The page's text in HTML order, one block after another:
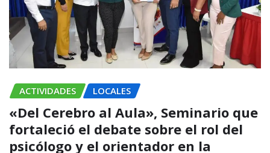
ACTIVIDADES LOCALES
«Del Cerebro al Aula», Seminario que
fortaleció el debate sobre el rol del
psicólogo y el orientador en la